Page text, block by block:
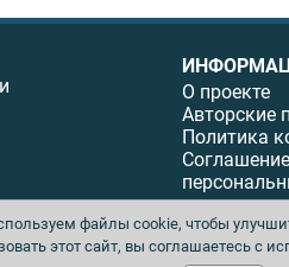
О проекте
Авторские
Политика
материалов данного сайта
файлы cookie, чтобы
этот сайт, вы соглашаетесь с